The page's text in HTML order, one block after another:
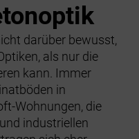
darüber bewusst,
als nur die
kann. Immer
in
Wohnungen, die
industriellen